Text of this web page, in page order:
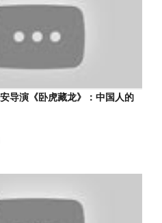
导演《卧虎藏龙》：中国人的